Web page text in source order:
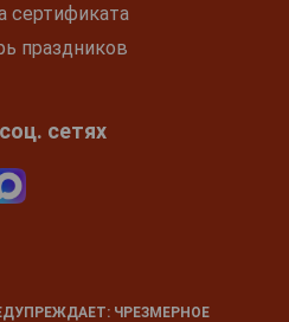
сертификата
праздников
сетях
ЧРЕЗМЕРНОЕ